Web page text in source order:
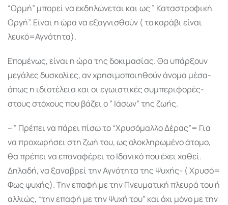
“Ορμή” μπορεί να εκδηλώνεται και ως ” Καταστροφική
Οργή”. Είναι η ώρα να εξαγνισθούν ( το καράβι είναι
λευκό=Αγνότητα).
Επομένως, είναι η ώρα της δοκιμασίας. Θα υπάρξουν
μεγάλες δυσκολίες, αν χρησιμοποιηθούν άνομα μέσα-
όπως η ιδιοτέλεια και οι εγωιστικές συμπεριφορές-
στους στόχους που βάζει ο ” Ιάσων” της ζωής.
– ” Πρέπει να πάρει πίσω το “Χρυσόμαλλο Δέρας”= Για
να προχωρήσει στη ζωή του, ως ολοκληρωμένο άτομο,
θα πρέπει να επαναφέρει το Ιδανικό που έχει χαθεί.
Δηλαδή, να ξαναβρεί την Αγνότητα της Ψυχής- ( Χρυσό=
Φως ψυχής). Την επαφή με την Πνευματική πλευρά του ή
αλλιώς, “την επαφή με την Ψυχή του” και όχι μόνο με την